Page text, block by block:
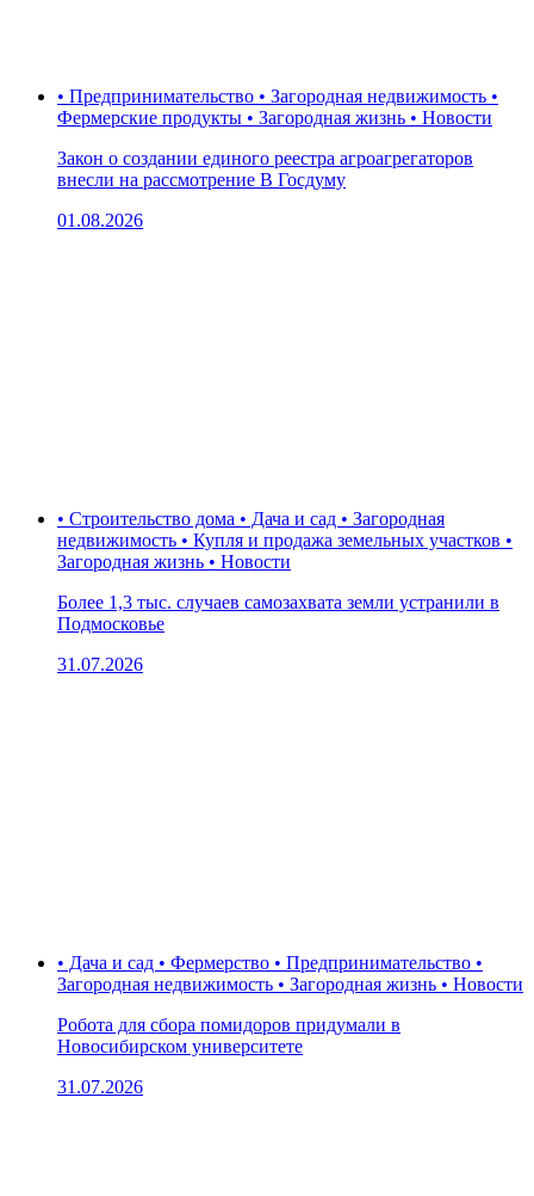
• Предпринимательство • Загородная недвижимость •
Фермерские продукты • Загородная жизнь • Новости
Закон о создании единого реестра агроагрегаторов
внесли на рассмотрение В Госдуму
01.08.2026
• Строительство дома • Дача и сад • Загородная
недвижимость • Купля и продажа земельных участков •
Загородная жизнь • Новости
Более 1,3 тыс. случаев самозахвата земли устранили в
Подмосковье
31.07.2026
• Дача и сад • Фермерство • Предпринимательство •
Загородная недвижимость • Загородная жизнь • Новости
Робота для сбора помидоров придумали в
Новосибирском университете
31.07.2026